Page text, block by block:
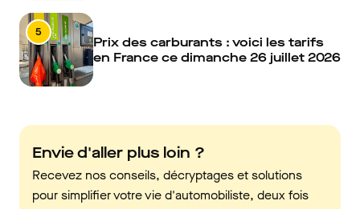
5
Prix des carburants : voici les tarifs
en France ce dimanche 26 juillet 2026
Envie d'aller plus loin ?
Recevez nos conseils, décryptages et solutions
pour simplifier votre vie d'automobiliste, deux fois